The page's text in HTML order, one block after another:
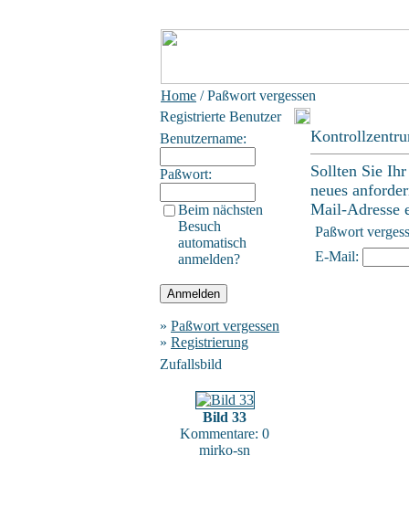
Home / Paßwort vergessen
Registrierte Benutzer
Benutzername:
Paßwort:
Beim nächsten
Besuch
automatisch
anmelden?
» Paßwort vergessen
» Registrierung
Zufallsbild
Bild 33
Kommentare: 0
mirko-sn
Sollten Sie
neues
Mail-Adresse
Paßwort
E-Mail: